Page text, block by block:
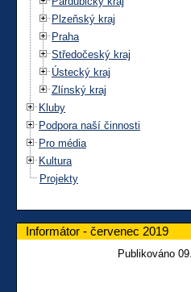
Plzeňský kraj
Praha
Středočeský kraj
Ústecký kraj
Zlínský kraj
Kluby
Podpora naší činnosti
Pro média
Kultura
Projekty
Informátor - červenec 2019
Publikováno